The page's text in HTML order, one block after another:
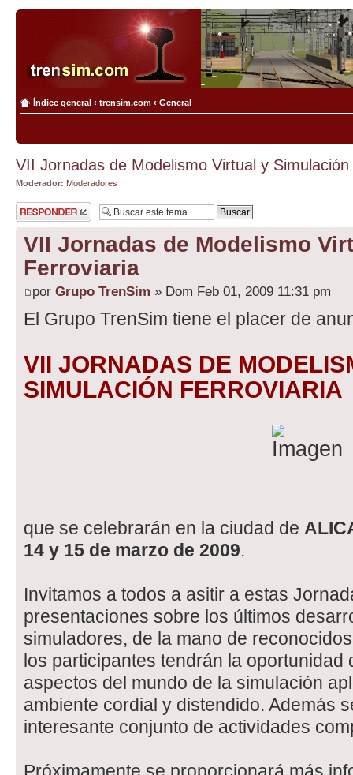
Índice general ‹ trensim.com ‹ General
VII Jornadas de Modelismo Virtual y
Moderador: Moderadores
Publicar una
respuesta
VII Jornadas de Modelismo
Ferroviaria
por Grupo TrenSim » Dom Feb 01, 2009 11:31 pm
El Grupo TrenSim tiene el placer de
VII JORNADAS DE
SIMULACIÓN FERROVIARIA
que se celebrarán en la ciudad de
14 y 15 de marzo de 2009.
Invitamos a todos a asitir a estas
presentaciones sobre los últimos
simuladores, de la mano de
los participantes tendrán la
aspectos del mundo de la simulación
ambiente cordial y distendido. Además
interesante conjunto de actividades